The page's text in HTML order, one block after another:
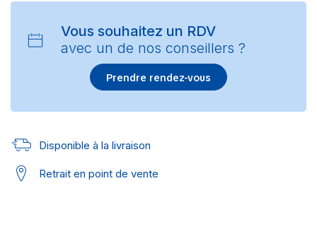
Vous souhaitez un RDV
avec un de nos conseillers ?
Prendre rendez-vous
Disponible à la livraison
Retrait en point de vente